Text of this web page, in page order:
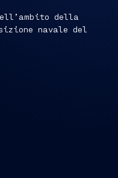
della
navale del